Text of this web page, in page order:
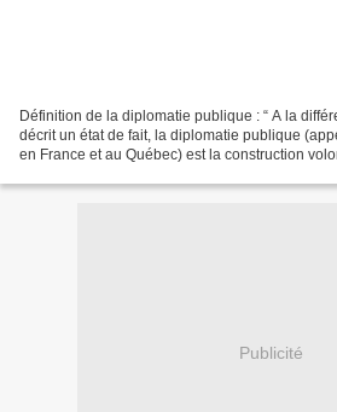
Définition de la diplomatie publique : “ A la
décrit un état de fait, la diplomatie publique
en France et au Québec) est la construction
Publicité